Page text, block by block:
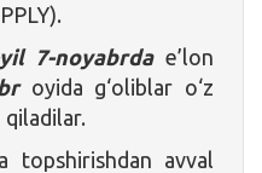
7-noyabrdae’lon
oyida g‘oliblar o‘z
topshirishdan avval